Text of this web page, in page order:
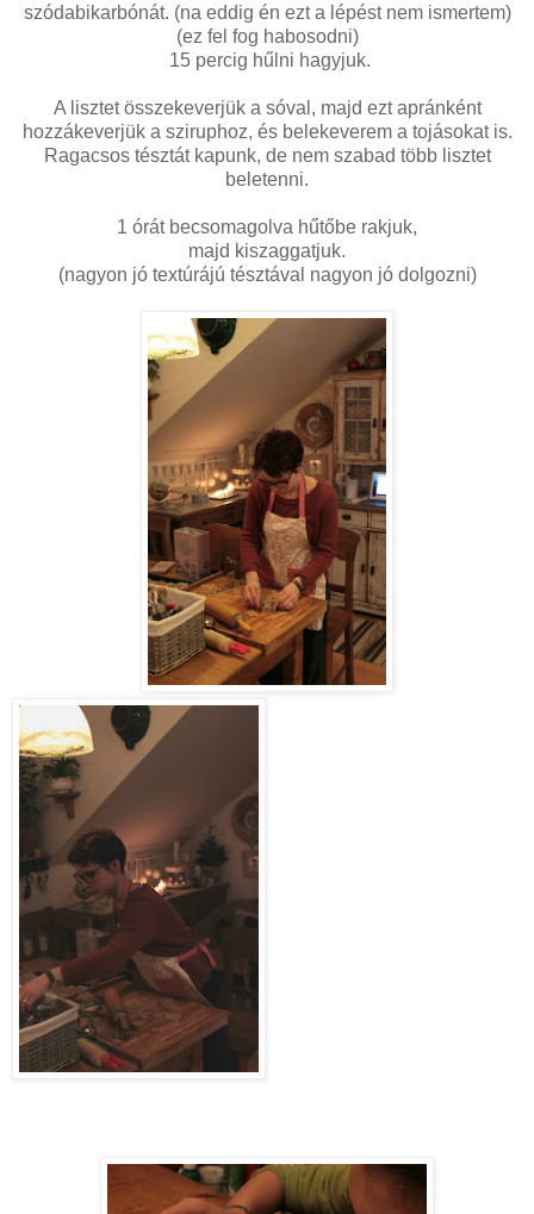
szódabikarbónát. (na eddig én ezt a lépést nem ismertem)
(ez fel fog habosodni)
15 percig hűlni hagyjuk.
A lisztet összekeverjük a sóval, majd ezt apránként
hozzákeverjük a sziruphoz, és belekeverem a tojásokat is.
Ragacsos tésztát kapunk, de nem szabad több lisztet
beletenni.
1 órát becsomagolva hűtőbe rakjuk,
majd kiszaggatjuk.
(nagyon jó textúrájú tésztával nagyon jó dolgozni)